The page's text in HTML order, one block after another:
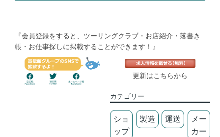
『会員登録をすると、ツーリングクラブ・お店紹介・落書き
帳・お仕事探しに掲載することができます！』
更新はこちらから
カテゴリー
ショ
ップ
製造 運送
メー
カー